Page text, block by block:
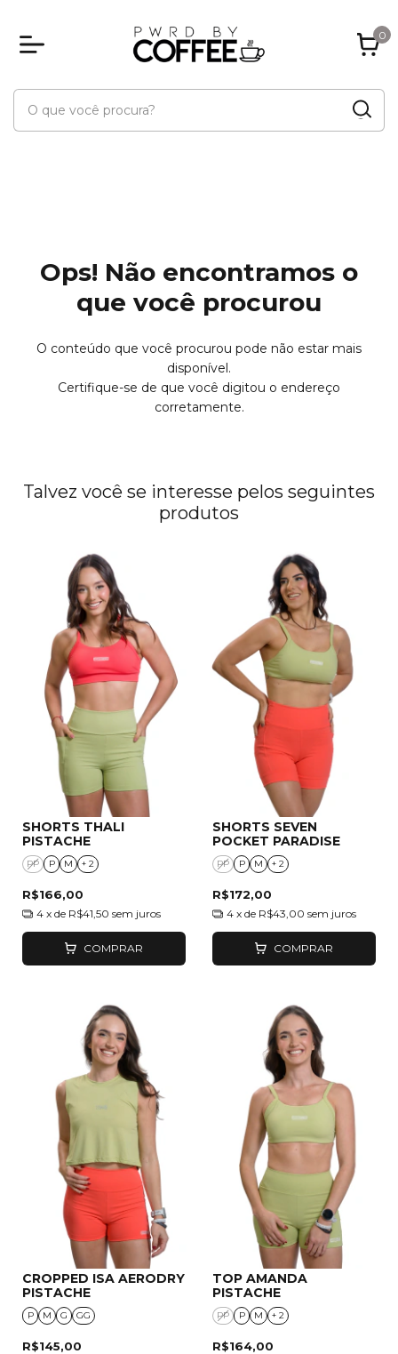
0
Ops! Não encontramos o
que você procurou
O conteúdo que você procurou pode não estar mais
disponível.
Certifique-se de que você digitou o endereço
corretamente.
Talvez você se interesse pelos seguintes
produtos
SHORTS THALI
PISTACHE
PP P M + 2
R$166,00
4 x de R$41,50 sem juros
COMPRAR
SHORTS SEVEN
POCKET PARADISE
PP P M + 2
R$172,00
4 x de R$43,00 sem juros
COMPRAR
CROPPED ISA AERODRY
PISTACHE
P M G GG
R$145,00
TOP AMANDA
PISTACHE
PP P M + 2
R$164,00